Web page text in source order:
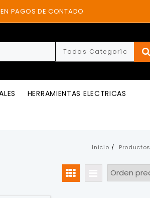
PAGOS DE CONTADO
HERRAMIENTAS ELECTRICAS
Inicio Productos